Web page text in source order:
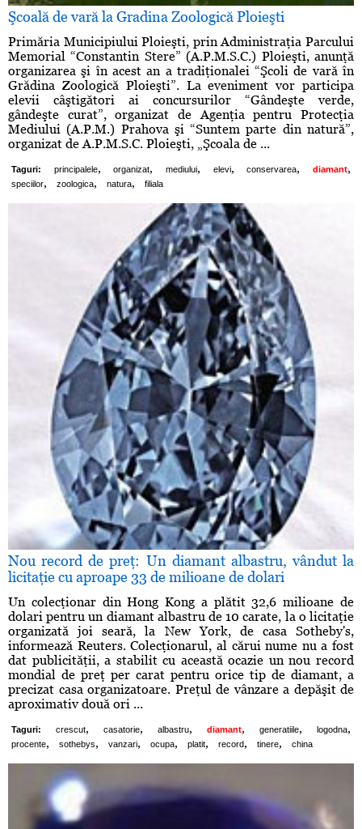
Şcoală de vară la Gradina Zoologică Ploieşti
Primăria Municipiului Ploieşti, prin Administraţia Parcului
Memorial “Constantin Stere” (A.P.M.S.C.) Ploieşti, anunţă
organizarea şi în acest an a tradiţionalei “Şcoli de vară în
Grădina Zoologică Ploieşti”. La eveniment vor participa
elevii câştigători ai concursurilor “Gândeşte verde,
gândeşte curat”, organizat de Agenţia pentru Protecţia
Mediului (A.P.M.) Prahova şi “Suntem parte din natură”,
organizat de A.P.M.S.C. Ploieşti, „Şcoala de ...
Taguri: principalele, organizat, mediului, elevi, conservarea, diamant,
speciilor, zoologica, natura, filiala
Nou record de preţ: Un diamant albastru, vândut la
licitaţie cu aproape 33 de milioane de dolari
Un colecţionar din Hong Kong a plătit 32,6 milioane de
dolari pentru un diamant albastru de 10 carate, la o licitaţie
organizată joi seară, la New York, de casa Sotheby's,
informează Reuters. Colecţionarul, al cărui nume nu a fost
dat publicităţii, a stabilit cu această ocazie un nou record
mondial de preţ per carat pentru orice tip de diamant, a
precizat casa organizatoare. Preţul de vânzare a depăşit de
aproximativ două ori ...
Taguri: crescut, casatorie, albastru, diamant, generatiile, logodna,
procente, sothebys, vanzari, ocupa, platit, record, tinere, china